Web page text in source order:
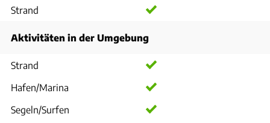
Strand
Aktivitäten in der Umgebung
Strand
Hafen/Marina
Segeln/Surfen